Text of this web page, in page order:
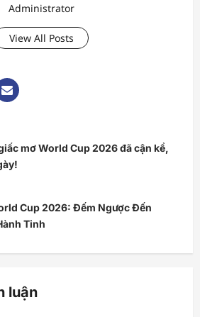
Administrator
View All Posts
mơ World Cup 2026 đã cận kề,
Cup 2026: Đếm Ngược Đến
Tinh
luận